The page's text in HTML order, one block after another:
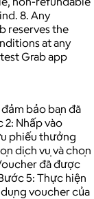
8. Any
reserves the
at any
Grab app
bảo bạn đã
2: Nhấp vào
phiếu thưởng
dịch vụ và chọn
đã được
5: Thực hiện
voucher của